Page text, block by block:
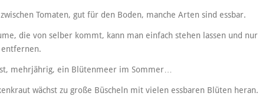
Tomaten, gut für den Boden, manche Arten sind essbar.
die von selber kommt, kann man einfach stehen lassen und nur
mehrjährig, ein Blütenmeer im Sommer…
wächst zu große Büscheln mit vielen essbaren Blüten heran.